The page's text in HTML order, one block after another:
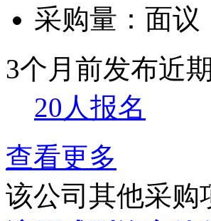
采购量： 面议
3个月前发布近
20人报名
查看更多
该公司其他采购